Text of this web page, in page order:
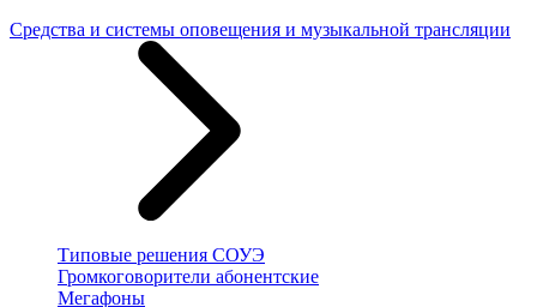
Средства и системы оповещения и музыкальной трансляции
Типовые решения СОУЭ
Громкоговорители абонентские
Мегафоны